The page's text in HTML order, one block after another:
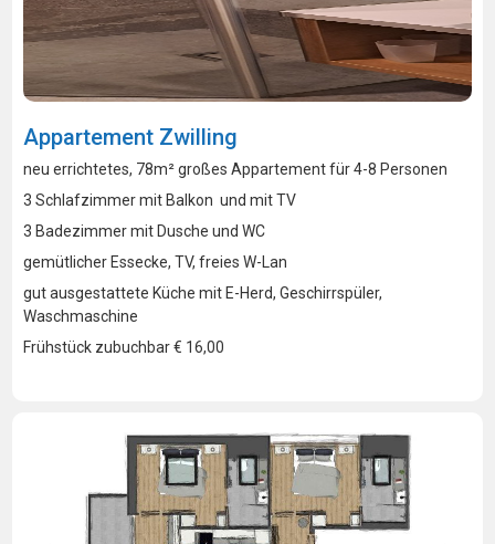
Appartement Zwilling
neu errichtetes, 78m² großes Appartement für 4-8 Personen
3 Schlafzimmer mit Balkon und mit TV
3 Badezimmer mit Dusche und WC
gemütlicher Essecke, TV, freies W-Lan
gut ausgestattete Küche mit E-Herd, Geschirrspüler,
Waschmaschine
Frühstück zubuchbar € 16,00